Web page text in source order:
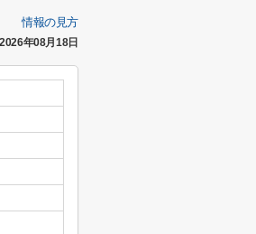
情報の見方
年08月18日